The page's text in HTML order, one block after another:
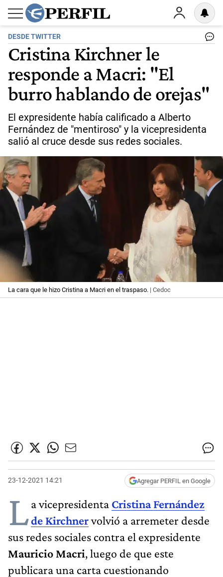
DESDE TWITTER
Cristina Kirchner le
responde a Macri: "El
burro hablando de orejas"
El expresidente había calificado a Alberto
Fernández de "mentiroso" y la vicepresidenta
salió al cruce desde sus redes sociales.
La cara que le hizo Cristina a Macri en el traspaso. | Cedoc
23-12-2021 14:21 Agregar PERFIL en Google
La vicepresidenta Cristina Fernández
de Kirchnervolvió a arremeter desde
sus redes sociales contra el expresidente
Mauricio Macri, luego de que este
publicara una carta cuestionando